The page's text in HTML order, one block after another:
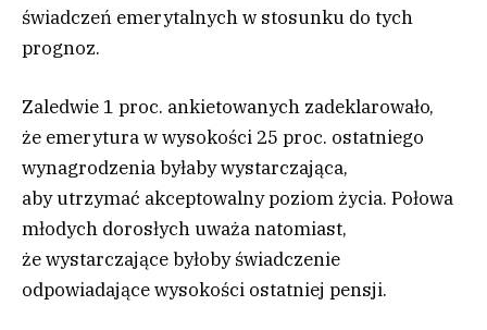
świadczeń emerytalnych w stosunku do tych
prognoz.
Zaledwie 1 proc. ankietowanych zadeklarowało,
że emerytura w wysokości 25 proc. ostatniego
wynagrodzenia byłaby wystarczająca,
aby utrzymać akceptowalny poziom życia. Połowa
młodych dorosłych uważa natomiast,
że wystarczające byłoby świadczenie
odpowiadające wysokości ostatniej pensji.